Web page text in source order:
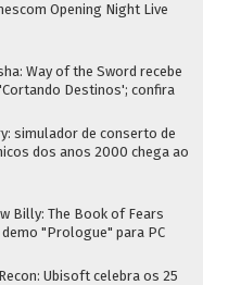
Opening Night Live
Way of the Sword recebe
Destinos'; confira
simulador de conserto de
dos anos 2000 chega ao
Billy: The Book of Fears
demo "Prologue" para PC
Ubisoft celebra os 25